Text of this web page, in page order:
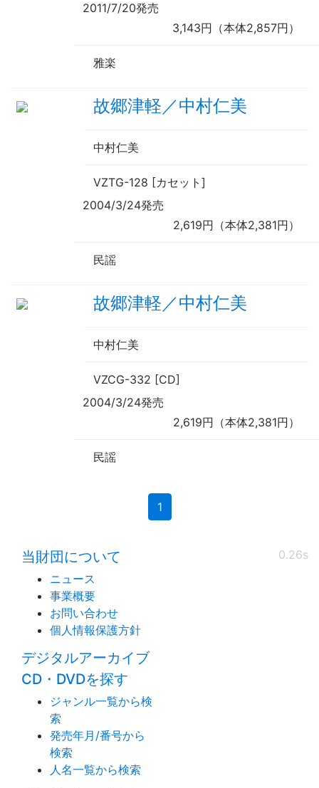
2011/7/20発売
3,143円（本体2,857円）
雅楽
故郷津軽／中村仁美
中村仁美
VZTG-128 [カセット]
2004/3/24発売
2,619円（本体2,381円）
民謡
故郷津軽／中村仁美
中村仁美
VZCG-332 [CD]
2004/3/24発売
2,619円（本体2,381円）
民謡
1(current)
0.26s
当財団について
ニュース
事業概要
お問い合わせ
個人情報保護方針
デジタルアーカイブ
CD・DVDを探す
ジャンル一覧から検
索
発売年月/番号から
検索
人名一覧から検索